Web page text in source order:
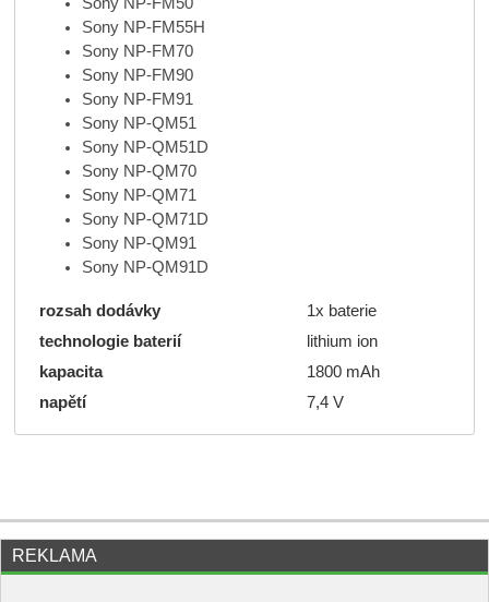
Sony NP-FM50
Sony NP-FM55H
Sony NP-FM70
Sony NP-FM90
Sony NP-FM91
Sony NP-QM51
Sony NP-QM51D
Sony NP-QM70
Sony NP-QM71
Sony NP-QM71D
Sony NP-QM91
Sony NP-QM91D
rozsah dodávky
1x baterie
technologie baterií
lithium ion
kapacita
1800 mAh
napětí
7,4 V
REKLAMA